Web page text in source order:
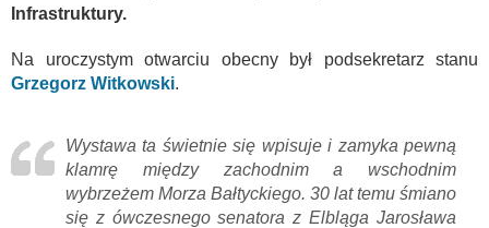
Infrastruktury.
Na uroczystym otwarciu obecny był podsekretarz stanu
Grzegorz Witkowski.
Wystawa ta świetnie się wpisuje i zamyka pewną
klamrę między zachodnim a wschodnim
wybrzeżem Morza Bałtyckiego. 30 lat temu śmiano
się z ówczesnego senatora z Elbląga Jarosława